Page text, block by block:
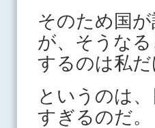
そのため国
が、そうな
するのは私
というのは
すぎるのだ。